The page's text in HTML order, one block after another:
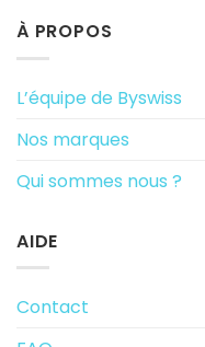
À PROPOS
L’équipe de Byswiss
Nos marques
Qui sommes nous ?
AIDE
Contact